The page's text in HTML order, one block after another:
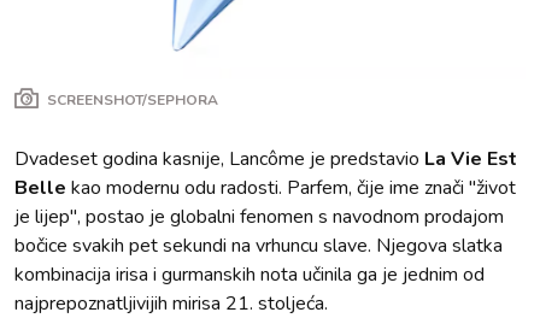
SCREENSHOT/SEPHORA
Dvadeset godina kasnije, Lancôme je predstavio La Vie Est
Belle kao modernu odu radosti. Parfem, čije ime znači "život
je lijep", postao je globalni fenomen s navodnom prodajom
bočice svakih pet sekundi na vrhuncu slave. Njegova slatka
kombinacija irisa i gurmanskih nota učinila ga je jednim od
najprepoznatljivijih mirisa 21. stoljeća.